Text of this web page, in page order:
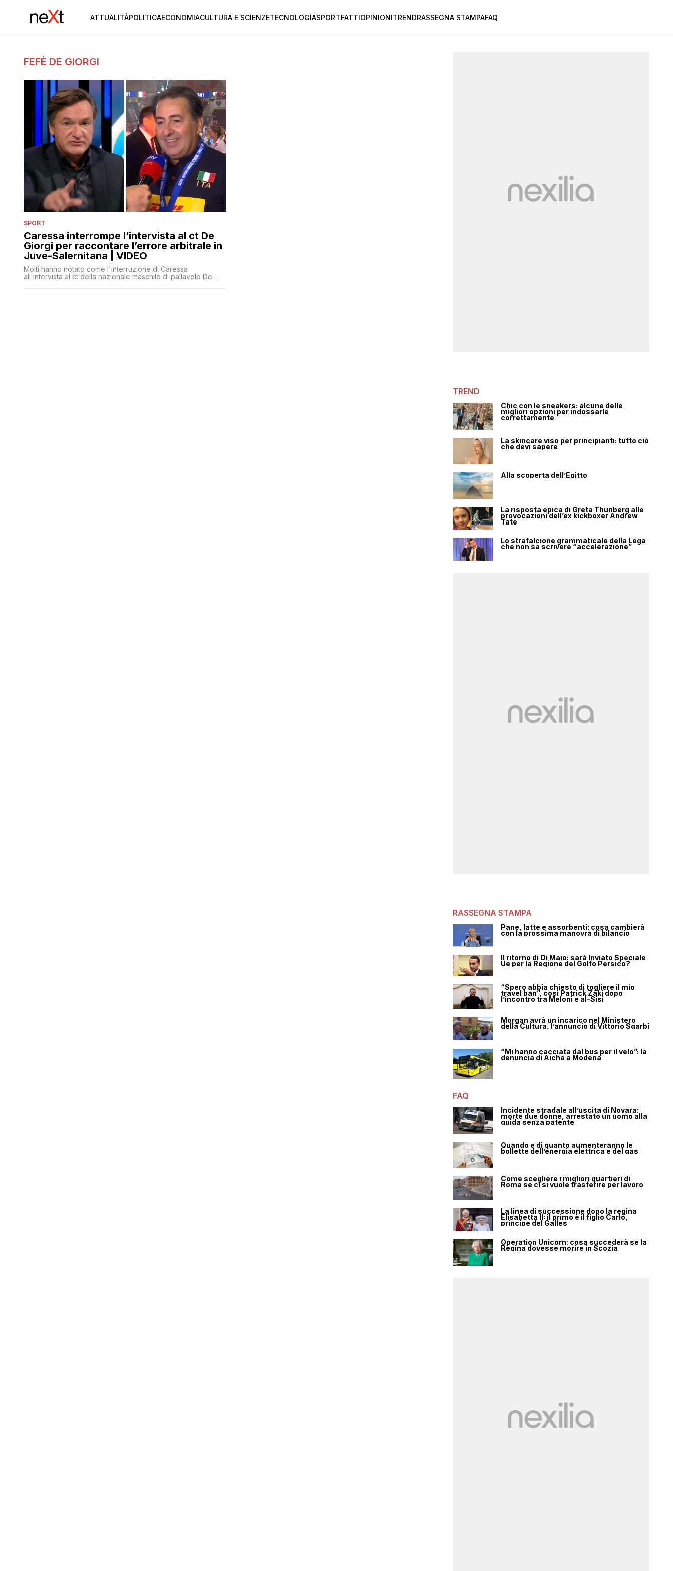
ATTUALITÀPOLITICAECONOMIACULTURA E SCIENZETECNOLOGIASPORTFATTIOPINIONITRENDRASSEGNA STAMPAFAQ
FEFÈ DE GIORGI
SPORT
Caressa interrompe l’intervista al ct De
Giorgi per raccontare l’errore arbitrale in
Juve-Salernitana | VIDEO
Molti hanno notato come l'interruzione di Caressa
all'intervista al ct della nazionale maschile di pallavolo De
TREND
Chic con le sneakers: alcune delle
migliori opzioni per indossarle
correttamente
La skincare viso per principianti: tutto ciò
che devi sapere
Alla scoperta dell’Egitto
La risposta epica di Greta Thunberg alle
provocazioni dell’ex kickboxer Andrew
Tate
Lo strafalcione grammaticale della Lega
che non sa scrivere “accelerazione”
RASSEGNA STAMPA
Pane, latte e assorbenti: cosa cambierà
con la prossima manovra di bilancio
Il ritorno di Di Maio: sarà Inviato Speciale
Ue per la Regione del Golfo Persico?
“Spero abbia chiesto di togliere il mio
travel ban”, così Patrick Zaki dopo
l’incontro tra Meloni e al-Sisi
Morgan avrà un incarico nel Ministero
della Cultura, l’annuncio di Vittorio Sgarbi
“Mi hanno cacciata dal bus per il velo”: la
denuncia di Aicha a Modena
FAQ
Incidente stradale all’uscita di Novara:
morte due donne, arrestato un uomo alla
guida senza patente
Quando e di quanto aumenteranno le
bollette dell’energia elettrica e del gas
Come scegliere i migliori quartieri di
Roma se ci si vuole trasferire per lavoro
La linea di successione dopo la regina
Elisabetta II: il primo è il figlio Carlo,
principe del Galles
Operation Unicorn: cosa succederà se la
Regina dovesse morire in Scozia